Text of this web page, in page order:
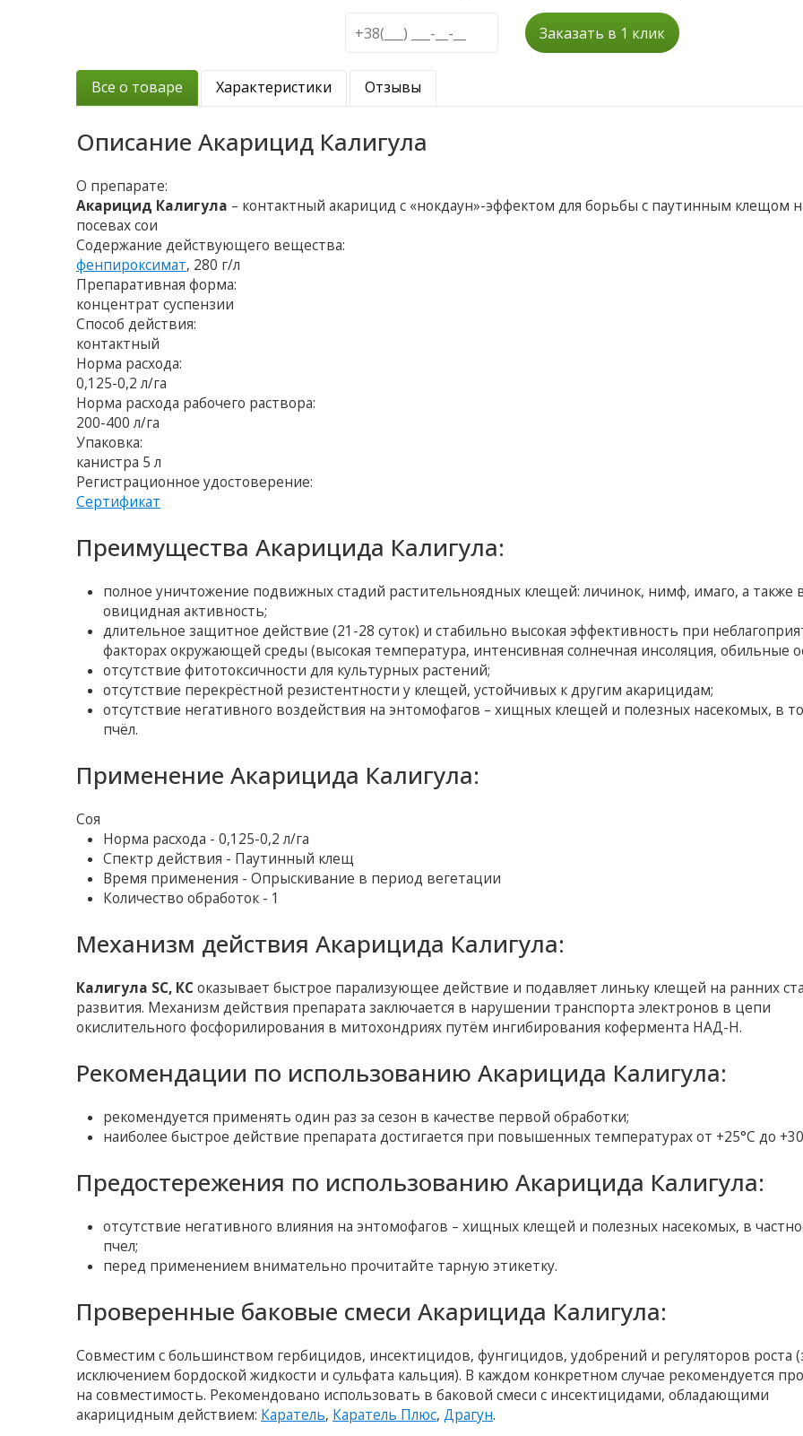
Заказать в 1 клик
Все о товаре Характеристики Отзывы
ОписаниеАкарицид Калигула
О препарате:
Акарицид Калигула – контактный акарицид с «нокдаун»-эффектом для борьбы с паутинным клещом
посевах сои
Содержание действующего вещества:
фенпироксимат, 280 г/л
Препаративная форма:
концентрат суспензии
Способ действия:
контактный
Норма расхода:
0,125-0,2 л/га
Норма расхода рабочего раствора:
200-400 л/га
Упаковка:
канистра 5 л
Регистрационное удостоверение:
Сертификат
Преимущества Акарицида Калигула:
полное уничтожение подвижных стадий растительноядных клещей: личинок, нимф, имаго, а также
овицидная активность;
длительное защитное действие (21-28 суток) и стабильно высокая эффективность при
факторах окружающей среды (высокая температура, интенсивная солнечная инсоляция, обильные
отсутствие фитотоксичности для культурных растений;
отсутствие перекрёстной резистентности у клещей, устойчивых к другим акарицидам;
отсутствие негативного воздействия на энтомофагов – хищных клещей и полезных насекомых, в
пчёл.
Применение Акарицида Калигула:
Соя
Норма расхода - 0,125-0,2 л/га
Спектр действия - Паутинный клещ
Время применения - Опрыскивание в период вегетации
Количество обработок - 1
Механизм действия Акарицида Калигула:
Калигула SC, КСоказывает быстрое парализующее действие и подавляет линьку клещей на ранних
развития. Механизм действия препарата заключается в нарушении транспорта электронов в цепи
окислительного фосфорилирования в митохондриях путём ингибирования кофермента НАД-Н.
Рекомендации по использованию Акарицида Калигула:
рекомендуется применять один раз за сезон в качестве первой обработки;
наиболее быстрое действие препарата достигается при повышенных температурах от +25°С до
Предостережения по использованию Акарицида Калигула:
отсутствие негативного влияния на энтомофагов – хищных клещей и полезных насекомых, в
пчел;
перед применением внимательно прочитайте тарную этикетку.
Проверенные баковые смеси Акарицида Калигула:
Совместим с большинством гербицидов, инсектицидов, фунгицидов, удобрений и регуляторов роста
исключением бордоской жидкости и сульфата кальция). В каждом конкретном случае рекомендуется
на совместимость. Рекомендовано использовать в баковой смеси с инсектицидами, обладающими
акарицидным действием: Каратель, Каратель Плюс,Драгун.